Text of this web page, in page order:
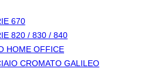
670
820 / 830 / 840
HOME OFFICE
CROMATO GALILEO